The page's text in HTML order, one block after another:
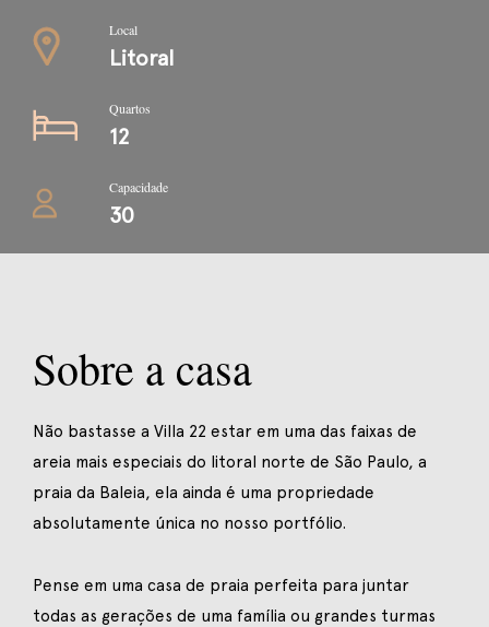
Local
Litoral
Quartos
12
Capacidade
30
Sobre a casa
Não bastasse a Villa 22 estar em uma das faixas de
areia mais especiais do litoral norte de São Paulo, a
praia da Baleia, ela ainda é uma propriedade
absolutamente única no nosso portfólio.
Pense em uma casa de praia perfeita para juntar
todas as gerações de uma família ou grandes turmas